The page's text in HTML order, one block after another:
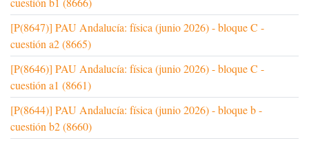
[P(8647)] PAU Andalucía: física (junio 2026) - bloque C -
cuestión a2 (8665)
[P(8646)] PAU Andalucía: física (junio 2026) - bloque C -
cuestión a1 (8661)
[P(8644)] PAU Andalucía: física (junio 2026) - bloque b -
cuestión b2 (8660)